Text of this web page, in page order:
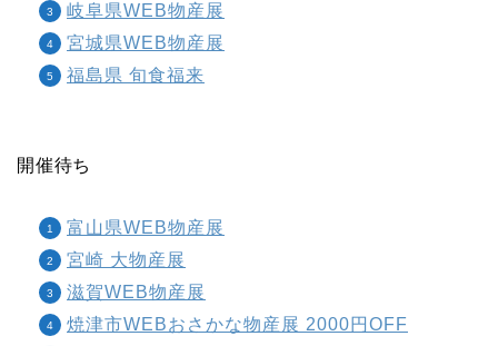
岐阜県WEB物産展
宮城県WEB物産展
福島県 旬食福来
開催待ち
富山県WEB物産展
宮崎 大物産展
滋賀WEB物産展
焼津市WEBおさかな物産展 2000円OFF